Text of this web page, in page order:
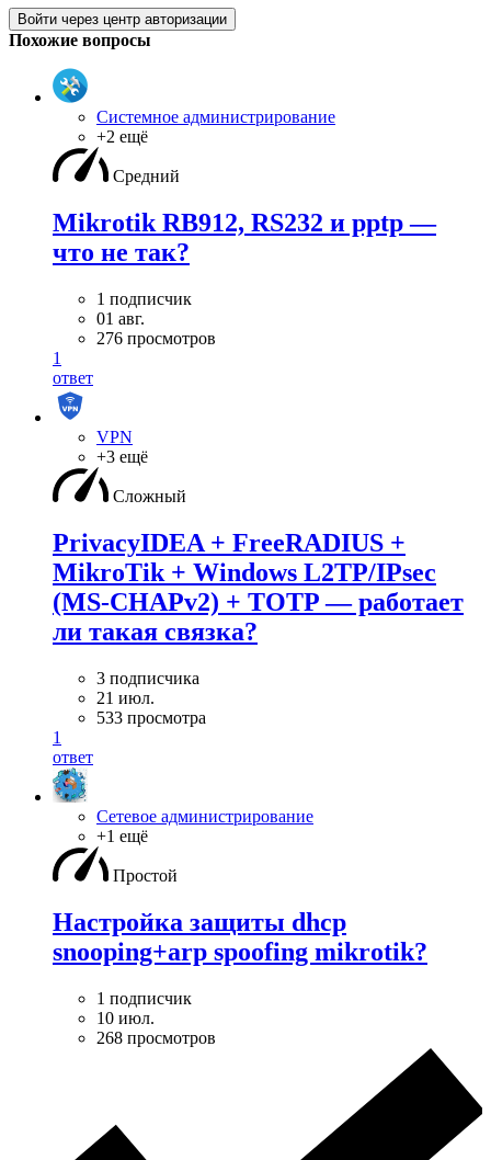
Войти через центр авторизации
Похожие вопросы
Системное администрирование
+2 ещё
Средний
Mikrotik RB912, RS232 и pptp —
что не так?
1 подписчик
01 авг.
276 просмотров
1
ответ
VPN
+3 ещё
Сложный
PrivacyIDEA + FreeRADIUS +
MikroTik + Windows L2TP/IPsec
(MS-CHAPv2) + TOTP — работает
ли такая связка?
3 подписчика
21 июл.
533 просмотра
1
ответ
Сетевое администрирование
+1 ещё
Простой
Настройка защиты dhcp
snooping+arp spoofing mikrotik?
1 подписчик
10 июл.
268 просмотров